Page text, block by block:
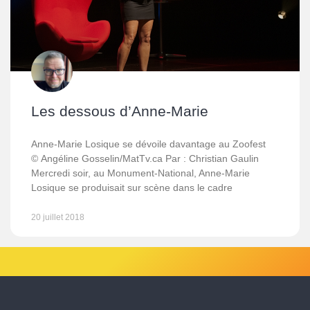
Les dessous d’Anne-Marie
Anne-Marie Losique se dévoile davantage au Zoofest
© Angéline Gosselin/MatTv.ca Par : Christian Gaulin
Mercredi soir, au Monument-National, Anne-Marie
Losique se produisait sur scène dans le cadre
20 juillet 2018